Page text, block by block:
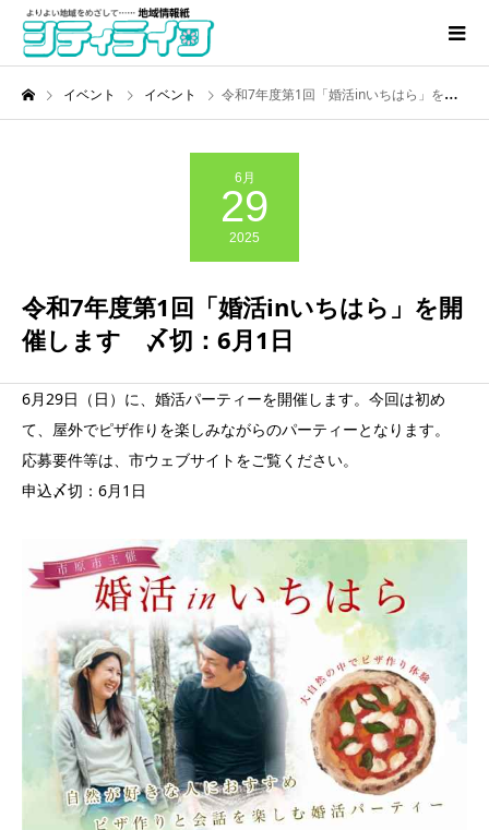
イベント イベント 令和7年度第1回「婚活inいちはら」を開催します 〆切：6月1日
6月
29
2025
令和7年度第1回「婚活inいちはら」を開
催します 〆切：6月1日
6月29日（日）に、婚活パーティーを開催します。今回は初め
て、屋外でピザ作りを楽しみながらのパーティーとなります。
応募要件等は、市ウェブサイトをご覧ください。
申込〆切：6月1日